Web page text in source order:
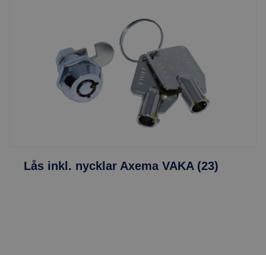
Lås inkl. nycklar Axema VAKA (23)